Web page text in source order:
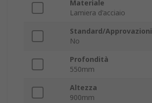
Materiale
Lamiera d'acciaio
Standard/Approvazioni
No
Profondità
550mm
Altezza
900mm